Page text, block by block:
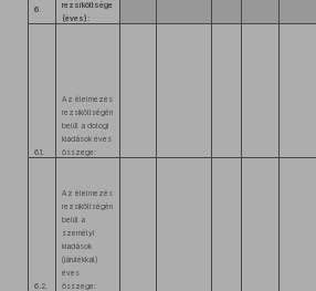
6.
rezsiköltsége
(éves):
6.1.
Az élelmezés
rezsiköltségén
belül a dologi
kiadások éves
összege:
6.2.
Az élelmezés
rezsiköltségén
belül a
személyi
kiadások
(járulékkal)
éves
összege: